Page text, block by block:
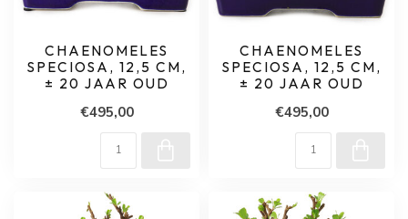
CHAENOMELES
SPECIOSA, 12,5 CM,
± 20 JAAR OUD
€495,00
CHAENOMELES
SPECIOSA, 12,5 CM,
± 20 JAAR OUD
€495,00